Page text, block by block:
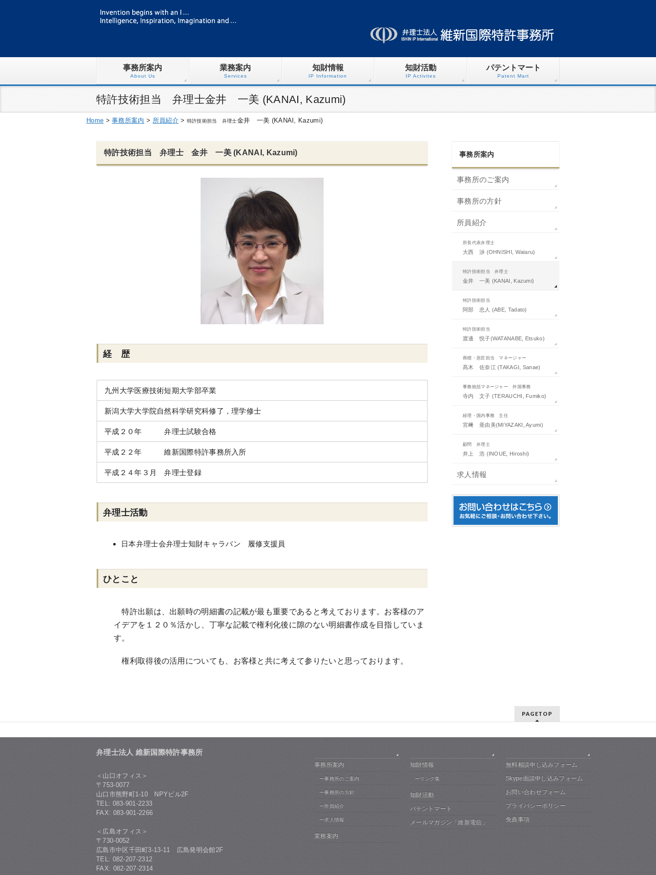
事務所案内
About Us
業務案内
Services
知財情報
IP Information
知財活動
IP Activites
パテントマート
Patent Mart
特許技術担当 弁理士金井 一美 (KANAI, Kazumi)
Home >事務所案内 > 所員紹介> 特許技術担当 弁理士金井 一美 (KANAI, Kazumi)
特許技術担当 弁理士 金井 一美 (KANAI, Kazumi)
経 歴
九州大学医療技術短期大学部卒業
新潟大学大学院自然科学研究科修了，理学修士
平成２０年 弁理士試験合格
平成２２年 維新国際特許事務所入所
平成２４年３月 弁理士登録
弁理士活動
日本弁理士会弁理士知財キャラバン 履修支援員
ひとこと
特許出願は、出願時の明細書の記載が最も重要であると考えております。お客様のア
イデアを１２０％活かし、丁寧な記載で権利化後に隙のない明細書作成を目指していま
す。
権利取得後の活用についても、お客様と共に考えて参りたいと思っております。
事務所案内
事務所のご案内
事務所の方針
所員紹介
所長代表弁理士
大西 渉 (OHNISHI, Wataru)
特許技術担当 弁理士
金井 一美 (KANAI, Kazumi)
特許技術担当
阿部 忠人 (ABE, Tadato)
特許技術担当
渡邊 悦子(WATANABE, Etsuko)
商標・意匠担当 マネージャー
髙木 佐奈江 (TAKAGI, Sanae)
事務統括マネージャー 外国事務
寺内 文子 (TERAUCHI, Fumiko)
経理・国内事務 主任
宮﨑 亜由美(MIYAZAKI, Ayumi)
顧問 弁理士
井上 浩 (INOUE, Hiroshi)
求人情報
PAGETOP
弁理士法人 維新国際特許事務所
＜山口オフィス＞
〒753-0077
山口市熊野町1-10 NPYビル2F
TEL: 083-901-2233
FAX: 083-901-2266
＜広島オフィス＞
〒730-0052
広島市中区千田町3-13-11 広島発明会館2F
TEL: 082-207-2312
FAX: 082-207-2314
事務所案内
ー事務所のご案内
ー事務所の方針
ー所員紹介
ー求人情報
業務案内
知財情報
ーリンク集
知財活動
パテントマート
メールマガジン「維新電信」
無料相談申し込みフォーム
Skype面談申し込みフォーム
お問い合わせフォーム
プライバシーポリシー
免責事項